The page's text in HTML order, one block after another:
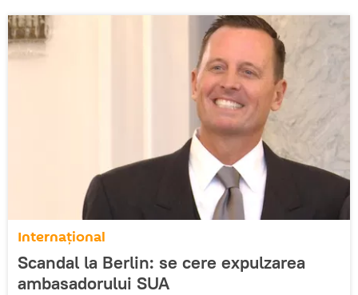
Internaţional
Scandal la Berlin: se cere expulzarea
ambasadorului SUA